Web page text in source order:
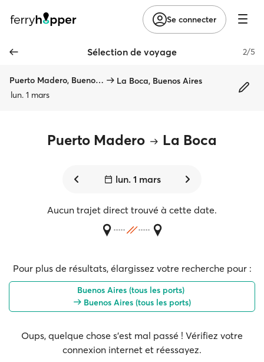
Se connecter
Sélection de voyage 2/5
Puerto Madero, Buenos Aires
La Boca, Buenos Aires
lun. 1 mars
Puerto Madero La Boca
lun. 1 mars
Aucun trajet direct trouvé à cette date.
Pour plus de résultats, élargissez votre recherche pour :
Buenos Aires (tous les ports)
Buenos Aires (tous les ports)
Oups, quelque chose s'est mal passé ! Vérifiez votre
connexion internet et réessayez.